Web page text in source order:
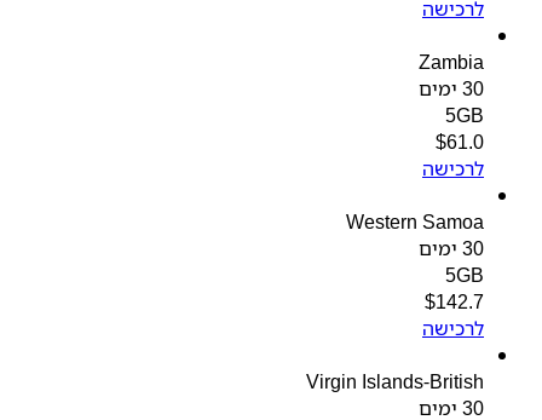
לרכישה
Zambia
5GB
$61.0
לרכישה
Western Samoa
5GB
$142.7
לרכישה
Virgin Islands-British